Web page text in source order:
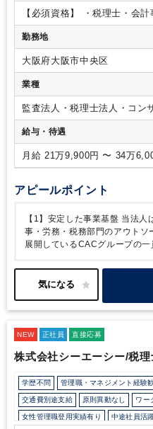
キルを磨けます。
◎会計ソフ
び仕訳精査 ◎月次・年次決算
◎顧客企業からの問い合わせ
案）等 入社後は当社の業務
クラスの採用となるため、即
客を担当していただきます。
クや指示等もお任せします。
んどありません。 【ポイント
全国各地にクライアントがあ
などの事業形態も様々です。
が多いですが、中には売上20
ます。・プライベートと両立
ントにチャレンジしたい方に
度をご紹介します！◆自己申
今後の展望など、自分の「想
なたの声を聞かせてください
ンアップ」と「努力の結果へ
彰。年に1回実施。◆CAC未
署・社歴関係なく話し合う会
度も多数あります！
【必須資格】
・税理士・会
お持ちの方※担当をもって顧
しています。
勤務地
大阪府大阪市中央区
業種
監査法人・税理士法人・コン
所）
給与・待遇
月給 21万9,900円 〜 34万6,000円 （年収 345万円 〜 540万
円）
アピールポイント
【1】安定した事業基盤 当法人
事・労務・税務部門のアウトソ
展開しているCACグループの
ップクラスのノウハウを保有
企業の成長を人事・労務・税
幅広い知識を身に付けていただ
境を常に検討しています。
◇リ
を法人割引利用にて受講可能◇
時間勤務申請可能～福利厚生欄
で、是非ご覧ください～
【3】
法人ということもあり、当法人
め、深夜まで続く勤務や休日
NEW 正社員 直接応募
株式会社シーエーシー/税
学歴不問 管理職・マネジメント経験
交通費別途支給 原則異動なし ワー
女性管理職登用実績有り 中途社員活